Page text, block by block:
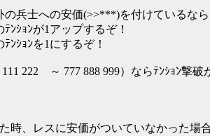
の兵士への安価(>>***)を付けているなら
ﾝｼｮﾝが1アップするぞ！
ﾝｼｮﾝを1にするぞ！
222 ～ 777 888 999）ならﾃﾝｼｮﾝ撃破
時、レスに安価がついていなかった場合